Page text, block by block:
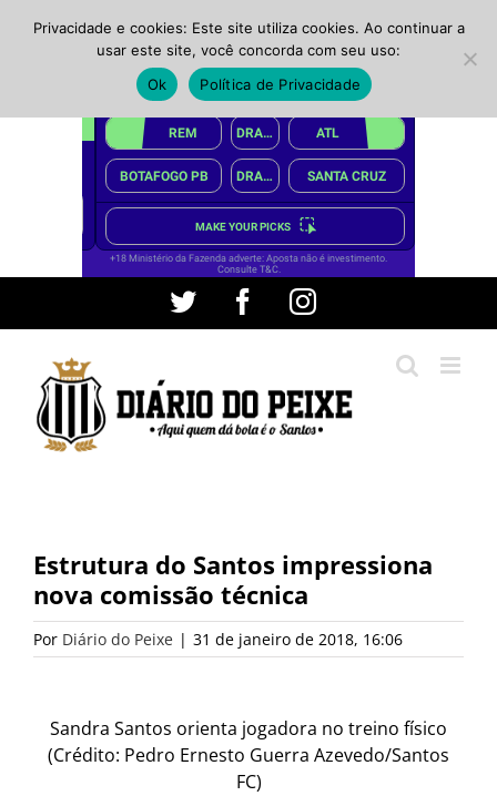
conteúdo
Twitter FacebookInstagram
Estrutura do Santos impressiona
nova comissão técnica
Por Diário do Peixe | 31 de janeiro de 2018, 16:06
Sandra Santos orienta jogadora no treino físico
(Crédito: Pedro Ernesto Guerra Azevedo/Santos
FC)
Privacidade e cookies: Este site utiliza cookies. Ao continuar a
usar este site, você concorda com seu uso:
Ok
Política de Privacidade